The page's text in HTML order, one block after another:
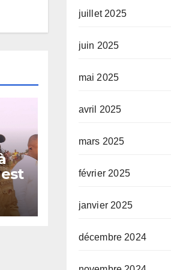
juillet 2025
juin 2025
mai 2025
avril 2025
mars 2025
février 2025
janvier 2025
décembre 2024